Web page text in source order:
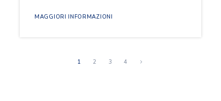
MAGGIORI INFORMAZIONI
1 2 3 4